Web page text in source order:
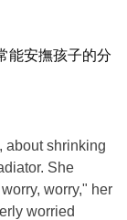
能安撫孩子的分
about shrinking
She
worry," her
worried